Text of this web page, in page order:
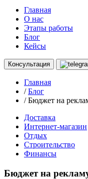
Главная
О нас
Этапы работы
Блог
Кейсы
Консультация
Главная
/Блог
/ Бюджет на
Доставка
Интернет-магазин
Отдых
Строительство
Финансы
Бюджет на